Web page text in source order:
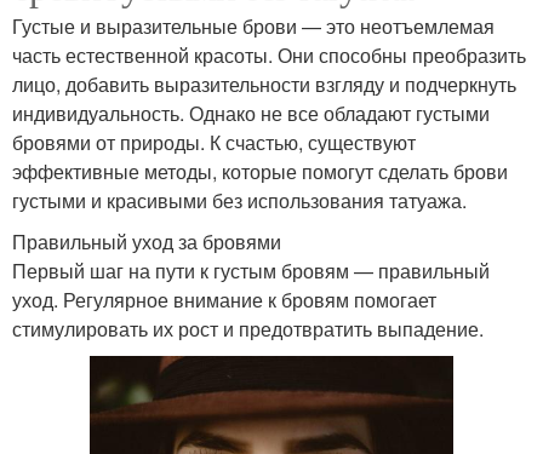
Густые и выразительные брови — это неотъемлемая
часть естественной красоты. Они способны преобразить
лицо, добавить выразительности взгляду и подчеркнуть
индивидуальность. Однако не все обладают густыми
бровями от природы. К счастью, существуют
эффективные методы, которые помогут сделать брови
густыми и красивыми без использования татуажа.
Правильный уход за бровями
Первый шаг на пути к густым бровям — правильный
уход. Регулярное внимание к бровям помогает
стимулировать их рост и предотвратить выпадение.